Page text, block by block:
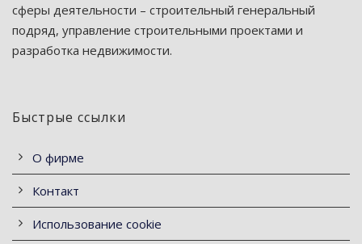
сферы деятельности – строительный генеральный
подряд, управление строительными проектами и
разработка недвижимости.
Быстрые ссылки
О фирме
Контакт
Использование cookie